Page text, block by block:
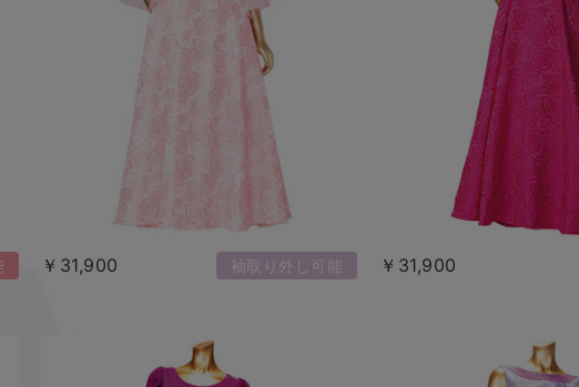
￥31,900 袖取り外し可能 ￥31,900